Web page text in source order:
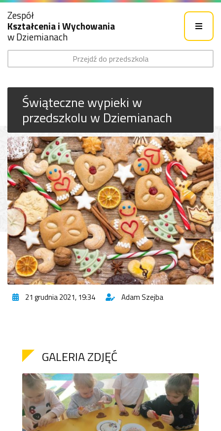
Zespół
Kształcenia i Wychowania
w Dziemianach
Przejdź do przedszkola
Świąteczne wypieki w
przedszkolu w Dziemianach
21 grudnia 2021, 19:34 Adam Szejba
GALERIA ZDJĘĆ